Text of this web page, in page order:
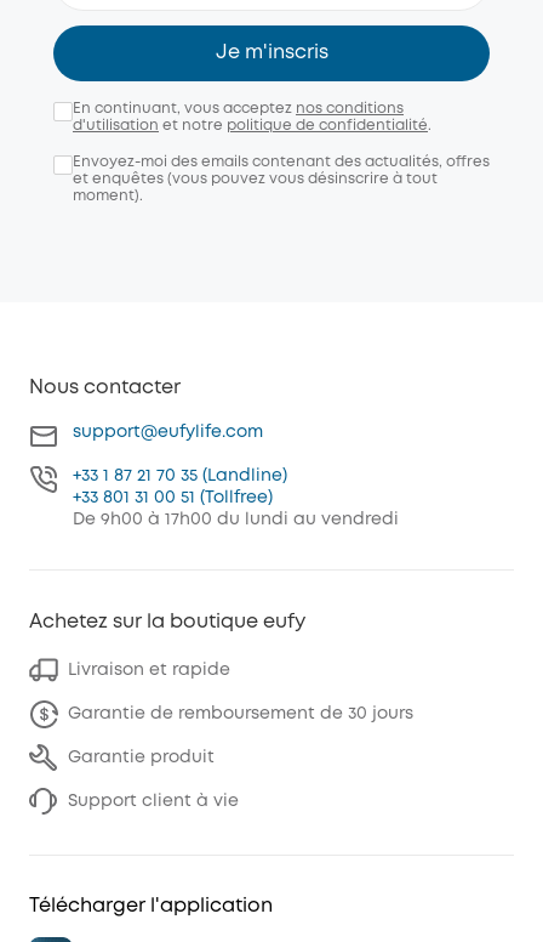
Je m'inscris
En continuant, vous acceptez nos conditions
d'utilisation et notre politique de confidentialité.
Envoyez-moi des emails contenant des actualités, offres
et enquêtes (vous pouvez vous désinscrire à tout
moment).
Nous contacter
support@eufylife.com
+33 1 87 21 70 35 (Landline)
+33 801 31 00 51 (Tollfree)
De 9h00 à 17h00 du lundi au vendredi
Achetez sur la boutique eufy
Livraison et rapide
Garantie de remboursement de 30 jours
Garantie produit
Support client à vie
Télécharger l'application